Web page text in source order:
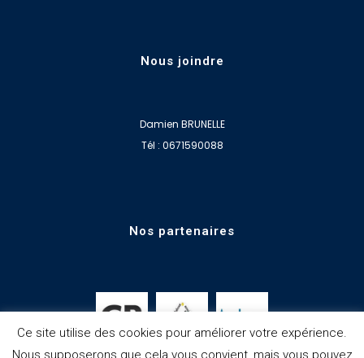
Nous joindre
Damien BRUNELLE
Tél : 0671590088
Nos partenaires
Ce site utilise des cookies pour améliorer votre expérience.
Nous supposerons que cela vous convient, mais vous pouvez